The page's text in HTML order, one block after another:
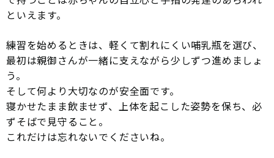
といえます。
練習を始めるときは、軽くて割れにくい哺乳瓶を選び、
最初は親御さんが一緒に支えながら少しずつ進めましょ
う。
そして何より大切なのが安全面です。
寝かせたまま飲ませず、上体を起こした姿勢を保ち、必
ずそばで見守ること。
これだけは忘れないでくださいね。